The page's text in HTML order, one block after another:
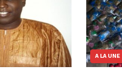
A LA UNE